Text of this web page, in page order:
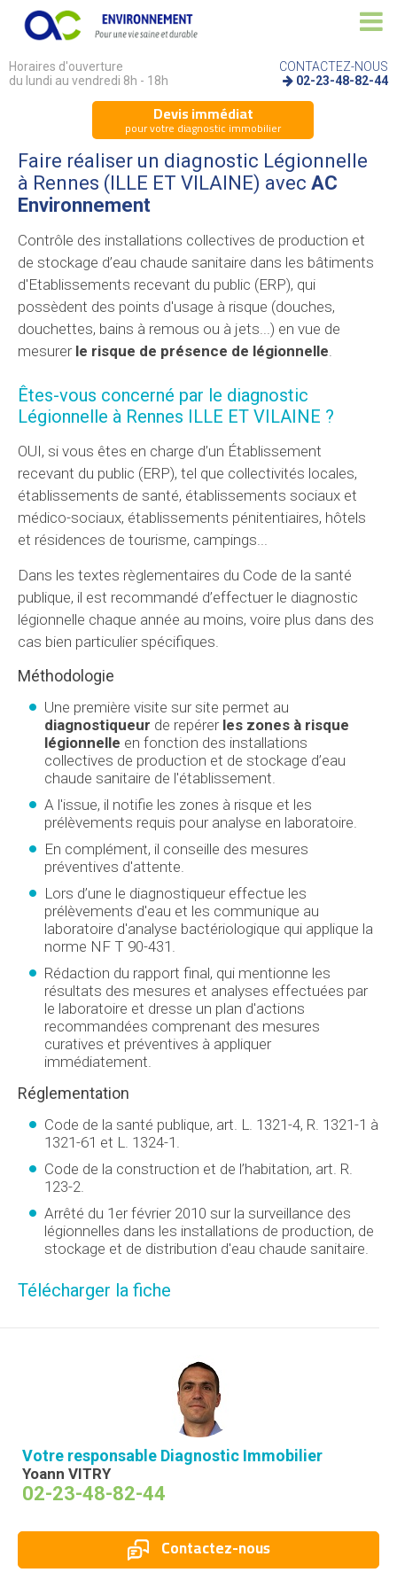
Horaires d'ouverture
du lundi au vendredi 8h - 18h
CONTACTEZ-NOUS
02-23-48-82-44
Devis immédiat
pour votre diagnostic immobilier
Faire réaliser un diagnostic Légionnelle
à Rennes (ILLE ET VILAINE) avec AC
Environnement
Contrôle des installations collectives de production et
de stockage d’eau chaude sanitaire dans les bâtiments
d'Etablissements recevant du public (ERP), qui
possèdent des points d'usage à risque (douches,
douchettes, bains à remous ou à jets...) en vue de
mesurer le risque de présence de légionnelle
Êtes-vous concerné par le diagnostic
Légionnelle à Rennes ILLE ET VILAINE ?
OUI, si vous êtes en charge d’un Établissement
recevant du public (ERP), tel que collectivités locales,
établissements de santé, établissements sociaux et
médico-sociaux, établissements pénitentiaires, hôtels
et résidences de tourisme, campings...
Dans les textes règlementaires du Code de la santé
publique, il est recommandé d’effectuer le diagnostic
légionnelle chaque année au moins, voire plus dans des
cas bien particulier spécifiques.
Méthodologie
Une première visite sur site permet au
diagnostiqueur de repérer les zones à risque
légionnelle en fonction des installations
collectives de production et de stockage d’eau
chaude sanitaire de l'établissement.
A l'issue, il notifie les zones à risque et les
prélèvements requis pour analyse en laboratoire.
En complément, il conseille des mesures
préventives d'attente.
Lors d’une le diagnostiqueur effectue les
prélèvements d'eau et les communique au
laboratoire d'analyse bactériologique qui applique la
norme NF T 90-431.
Rédaction du rapport final, qui mentionne les
résultats des mesures et analyses effectuées par
le laboratoire et dresse un plan d'actions
recommandées comprenant des mesures
curatives et préventives à appliquer
immédiatement.
Réglementation
Code de la santé publique, art. L. 1321-4, R. 1321-1 à
1321-61 et L. 1324-1.
Code de la construction et de l’habitation, art. R.
123-2.
Arrêté du 1er février 2010 sur la surveillance des
légionnelles dans les installations de production, de
stockage et de distribution d'eau chaude sanitaire.
Télécharger la fiche
Votre responsable Diagnostic Immobilier
Yoann VITRY
02-23-48-82-44
Contactez-nous